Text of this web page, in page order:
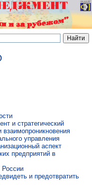
и стратегический
управления
аспект
предприятий в
России
и предотвратить